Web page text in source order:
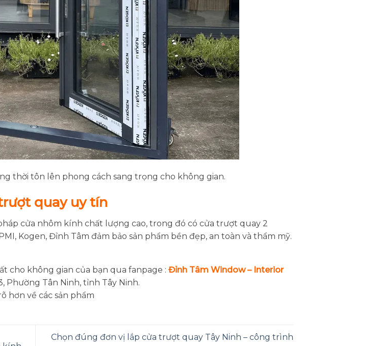
thời tôn lên phong cách sang trọng cho không gian.
quay uy tín
cửa nhôm kính chất lượng cao, trong đó có cửa trượt quay 2
Kogen, Đỉnh Tâm đảm bảo sản phẩm bền đẹp, an toàn và thẩm mỹ.
cho không gian của bạn qua fanpage :Đỉnh Tâm Window – Interior
Phường Tân Ninh, tỉnh Tây Ninh.
hơn về các sản phẩm
Chọn đúng đơn vị lắp cửa trượt quay Tây Ninh – công trình